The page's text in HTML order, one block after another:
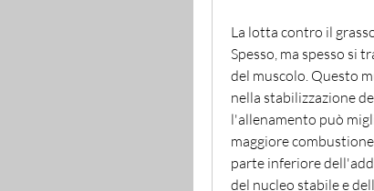
La lotta contro il
Spesso, ma spesso si
del muscolo. Questo
nella stabilizzazione
l'allenamento può
maggiore
parte inferiore
del nucleo stabile e